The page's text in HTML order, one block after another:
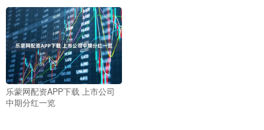
乐蒙网配资APP下载 上市公司
中期分红一览